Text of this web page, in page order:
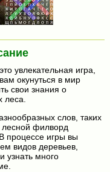
увлекательная игра,
окунуться в мир
свои знания о
леса.
слов, таких
лесной филворд
процессе игры вы
видов деревьев,
узнать много